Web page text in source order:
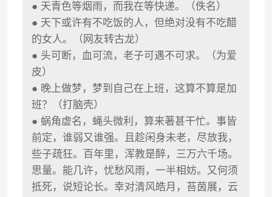
● 天青色等烟雨，而我在等快递。（佚名）
● 天下或许有不吃饭的人，但绝对没有不吃醋
的女人。（网友转古龙）
● 头可断，血可流，老子可遇不可求。（为爱
皮）
● 晚上做梦，梦到自己在上班，这算不算是加
班？（打脑壳）
● 蜗角虚名，蝇头微利，算来著甚干忙。事皆
前定，谁弱又谁强。且趁闲身未老，尽放我，
些子疏狂。百年里，浑教是醉，三万六千场。
思量。能几许，忧愁风雨，一半相妨。又何须
抵死，说短论长。幸对清风皓月，苔茵展，云